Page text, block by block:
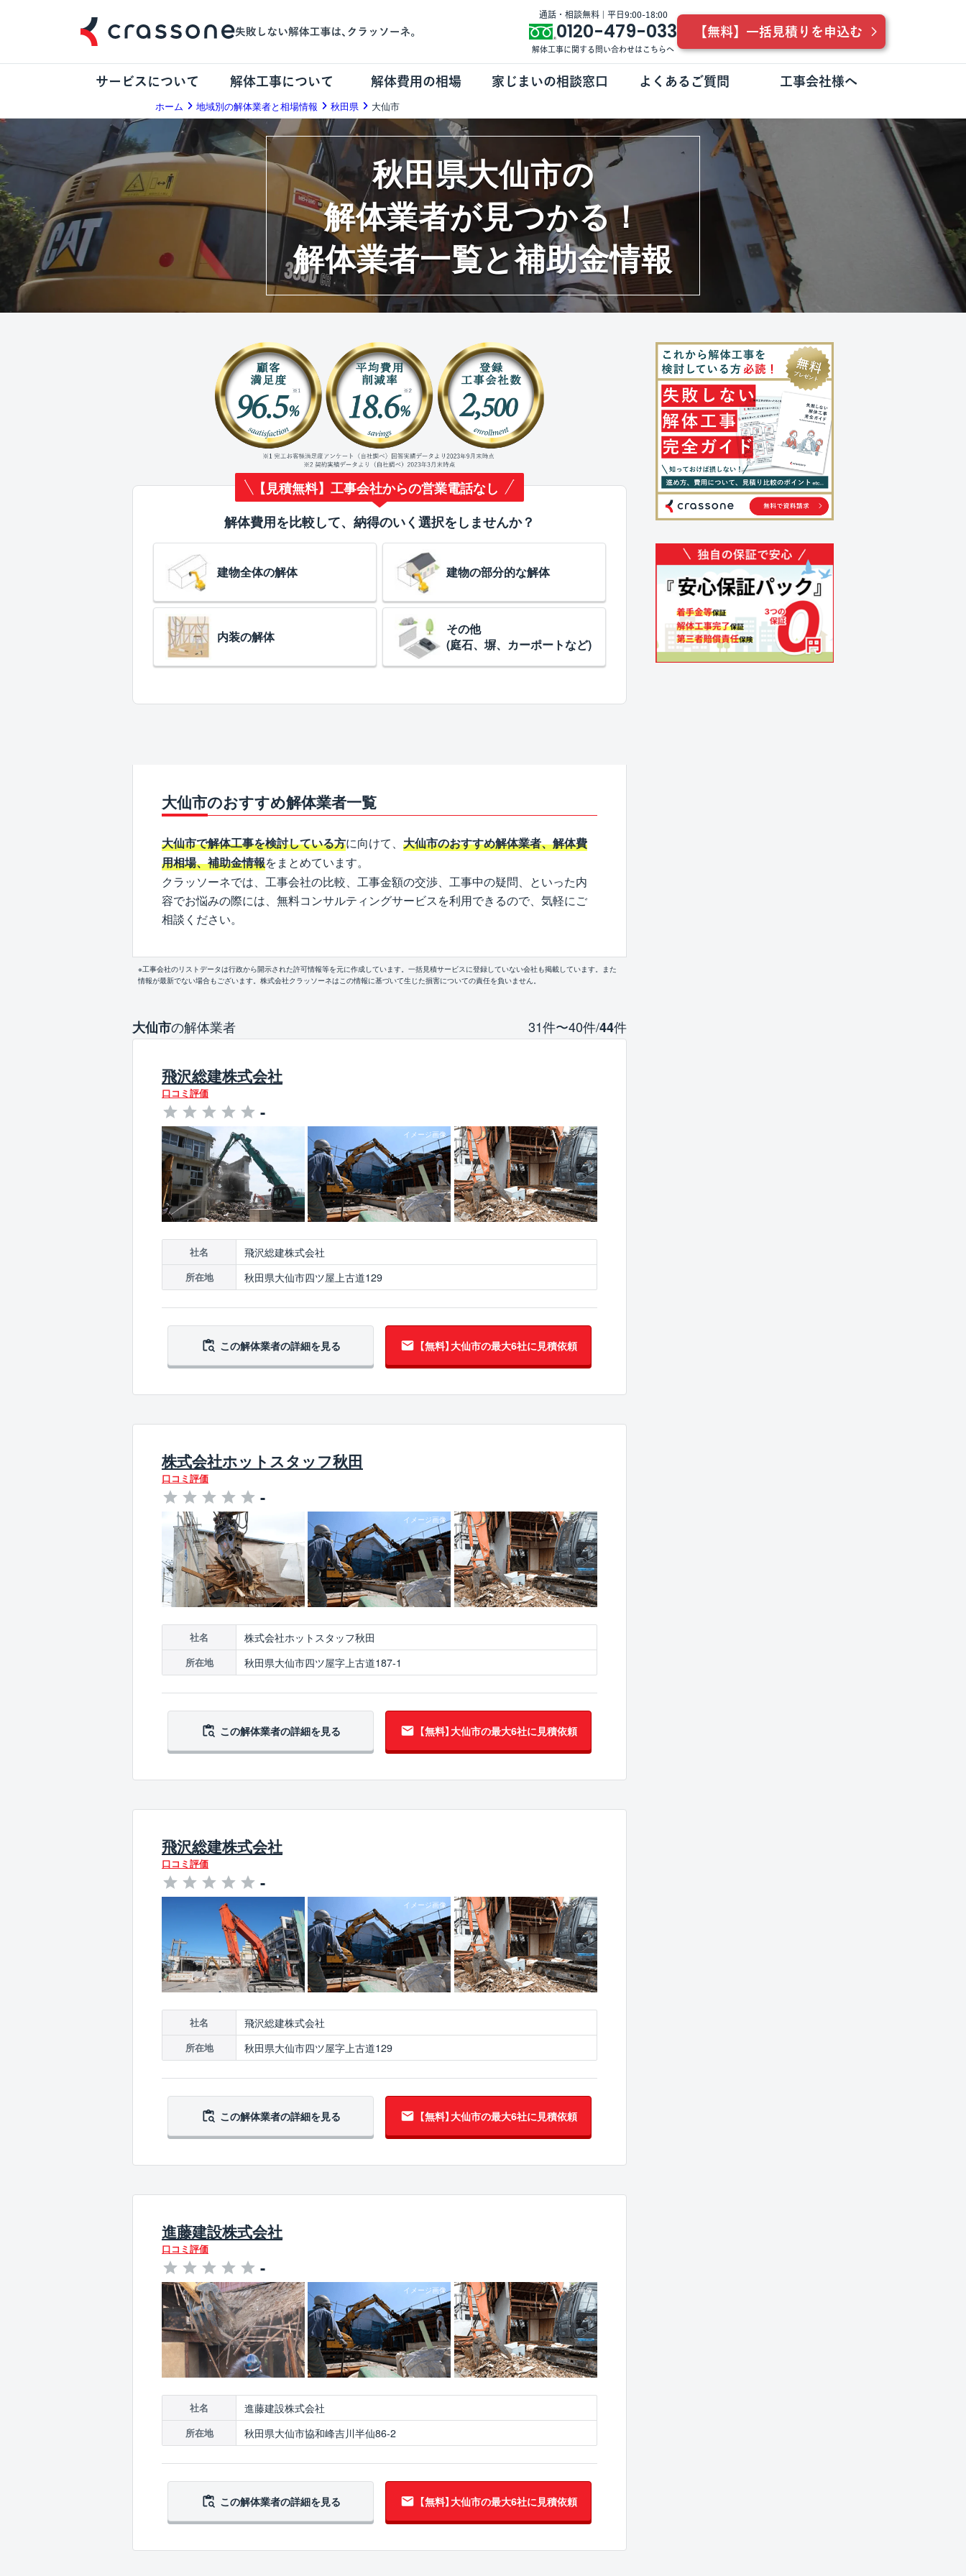
通話・相談無料 | 平日9:00-18:00
0120-479-033
解体工事に関する問い合わせはこちらへ
【無料】一括見積りを申込む
サービスについて 解体工事について 解体費用の相場 家じまいの相談窓口 よくあるご質問 工事会社様へ
ホーム 地域別の解体業者と相場情報 秋田県 大仙市
秋田県大仙市の
解体業者が見つかる！
解体業者一覧と補助金情報
【見積無料】工事会社からの営業電話なし
解体費用を比較して、納得のいく選択をしませんか？
建物全体の解体 建物の部分的な解体
内装の解体
その他
(庭石、塀、カーポートなど)
大仙市のおすすめ解体業者一覧
大仙市で解体工事を検討している方に向けて、 大仙市のおすすめ解体業者、解体費
用相場、補助金情報をまとめています。
クラッソーネでは、工事会社の比較、工事金額の交渉、工事中の疑問、といった内
容でお悩みの際には、無料コンサルティングサービスを利用できるので、気軽にご
相談ください。
※工事会社のリストデータは行政から開示された許可情報等を元に作成しています。一括見積サービスに登録していない会社も掲載しています。また
情報が最新でない場合もございます。株式会社クラッソーネはこの情報に基づいて生じた損害についての責任を負いません。
大仙市の解体業者 31件〜40件/44件
飛沢総建株式会社
口コミ評価
-
社名 飛沢総建株式会社
所在地 秋田県大仙市四ツ屋上古道129
この解体業者の詳細を見る 【無料】大仙市の最大6社に見積依頼
株式会社ホットスタッフ秋田
口コミ評価
-
社名 株式会社ホットスタッフ秋田
所在地 秋田県大仙市四ツ屋字上古道187-1
この解体業者の詳細を見る 【無料】大仙市の最大6社に見積依頼
飛沢総建株式会社
口コミ評価
-
社名 飛沢総建株式会社
所在地 秋田県大仙市四ツ屋字上古道129
この解体業者の詳細を見る 【無料】大仙市の最大6社に見積依頼
進藤建設株式会社
口コミ評価
-
社名 進藤建設株式会社
所在地 秋田県大仙市協和峰吉川半仙86-2
この解体業者の詳細を見る 【無料】大仙市の最大6社に見積依頼